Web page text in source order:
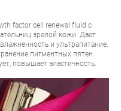
factor cell renewal fluid с
зрелой кожи. Дает
и ультрапитание,
пигментных пятен.
повышает эластичность.